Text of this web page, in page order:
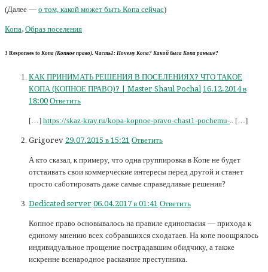
(Далее — о том, какой может быть Копа сейчас)
Копа, Образ поселения
3 Responses to Копа (Копное право). Часть1: Почему Копа? Какой была Копа раньше?
КАК ПРИНИМАТЬ РЕШЕНИЯ В ПОСЕЛЕНИЯХ? ЧТО ТАКОЕ
КОПА (КОПНОЕ ПРАВО)? | Master Shaul Pochal 16.12.2014 в
18:00 Ответить
[…] https://skaz-kray.ru/kopa-kopnoe-pravo-chast1-pochemu-.. […]
Grigorev 29.07.2015 в 15:21 Ответить
А кто сказал, к примеру, что одна группировка в Копе не будет
отстаивать свои коммерческие интересы перед другой и станет
просто саботировать даже самые справедливые решения?
Dedicated server 06.04.2017 в 01:41 Ответить
Копное право основывалось на правиле единогласия — прихода к
единому мнению всех собравшихся сходатаев. На копе поощрялось
индивидуальное прощение пострадавшим обидчику, а также
искренне всенародное раскаяние преступника.